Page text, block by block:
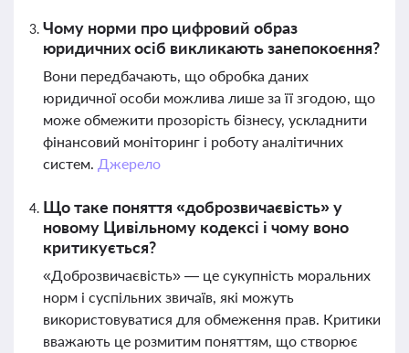
Чому норми про цифровий образ
юридичних осіб викликають занепокоєння?
Вони передбачають, що обробка даних
юридичної особи можлива лише за її згодою, що
може обмежити прозорість бізнесу, ускладнити
фінансовий моніторинг і роботу аналітичних
систем. Джерело
Що таке поняття «доброзвичаєвість» у
новому Цивільному кодексі і чому воно
критикується?
«Доброзвичаєвість» — це сукупність моральних
норм і суспільних звичаїв, які можуть
використовуватися для обмеження прав. Критики
вважають це розмитим поняттям, що створює